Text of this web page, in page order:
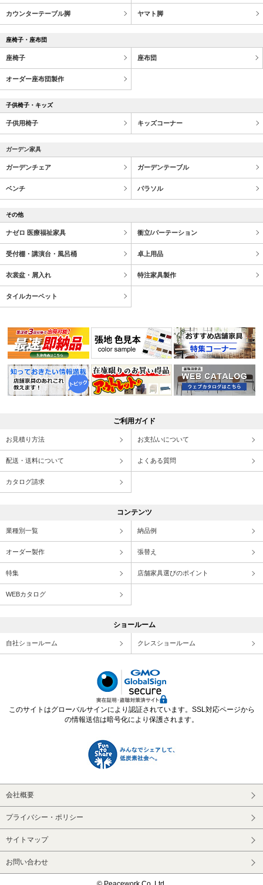
カウンターテーブル脚 ヤマト脚
座椅子・座布団
座椅子 座布団
オーダー座布団製作
子供椅子・キッズ
子供用椅子 キッズコーナー
ガーデン家具
ガーデンチェア ガーデンテーブル
ベンチ パラソル
その他
ナゼロ 医療福祉家具 衝立/パーテーション
受付棚・講演台・風呂桶 卓上用品
衣裳盆・屑入れ 特注家具製作
タイルカーペット
ご利用ガイド
お見積り方法 お支払いについて
配送・送料について よくある質問
カタログ請求
コンテンツ
業種別一覧 納品例
オーダー製作 張替え
特集 店舗家具選びのポイント
WEBカタログ
ショールーム
自社ショールーム クレスショールーム
このサイトはグローバルサインにより認証されています。SSL対応ページから
の情報送信は暗号化により保護されます。
会社概要
プライバシー・ポリシー
サイトマップ
お問い合わせ